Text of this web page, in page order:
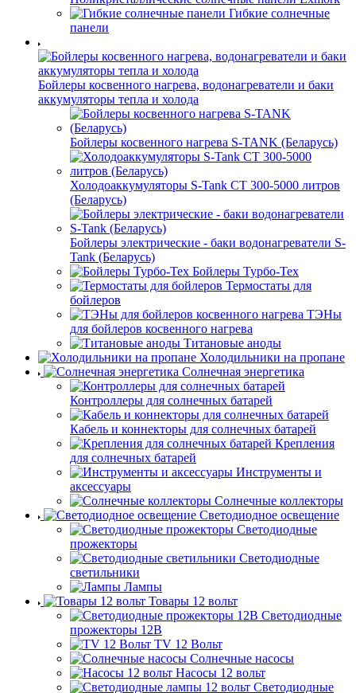
Гибкие солнечные
панели
Бойлеры косвенного нагрева, водонагреватели и баки
аккумуляторы тепла и холода
Бойлеры косвенного нагрева S-TANK (Беларусь)
Холодоаккумуляторы S-Tank СТ 300-5000 литров
(Беларусь)
Бойлеры электрические - баки водонагреватели S-
Tank (Беларусь)
Бойлеры Турбо-Тех
Термостаты для
бойлеров
ТЭНы
для бойлеров косвенного нагрева
Титановые аноды
Холодильники на пропане
Солнечная энергетика
Контроллеры для солнечных батарей
Кабель и коннекторы для солнечных батарей
Крепления
для солнечных батарей
Инструменты и
аксессуары
Солнечные коллекторы
Светодиодное освещение
Светодиодные
прожекторы
Светодиодные
светильники
Лампы
Товары 12 вольт
Светодиодные
прожекторы 12В
TV 12 Вольт
Солнечные насосы
Насосы 12 вольт
Светодиодные